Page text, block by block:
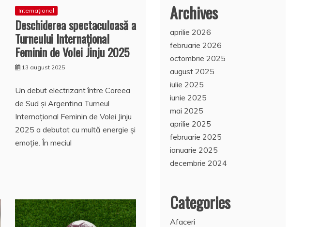
Internațional
Deschiderea spectaculoasă a
Turneului Internațional
Feminin de Volei Jinju 2025
13 august 2025
Un debut electrizant între Coreea
de Sud și Argentina Turneul
Internațional Feminin de Volei Jinju
2025 a debutat cu multă energie și
emoție. În meciul
Archives
aprilie 2026
februarie 2026
octombrie 2025
august 2025
iulie 2025
iunie 2025
mai 2025
aprilie 2025
februarie 2025
ianuarie 2025
decembrie 2024
Categories
Afaceri